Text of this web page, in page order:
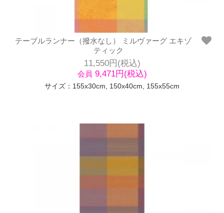
テーブルランナー（撥水なし） ミルヴァーグ エキゾ
ティック
11,550円(税込)
会員 9,471円(税込)
サイズ：155x30cm, 150x40cm, 155x55cm